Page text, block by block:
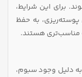
برای این شرایط،
به حفظ
مناسب‌تری هستند.
دلیل وجود سبوم،